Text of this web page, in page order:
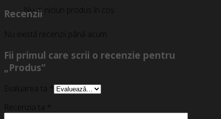
Nu ai niciun produs în coș.
Recenzii
Nu există recenzii până acum.
Fii primul care scrii o recenzie pentru
„Produs”
Evaluarea ta *
Recenzia ta *